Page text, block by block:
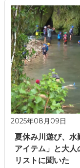
2025年08月09日
夏休み川遊び、
アイテム」と大
リストに聞いた